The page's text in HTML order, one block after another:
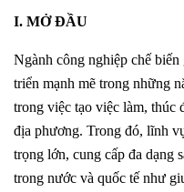
I. MỞ ĐẦU
Ngành công nghiệp chế
triển mạnh mẽ trong những
trong việc tạo việc làm, thúc
địa phương. Trong đó, lĩnh
trọng lớn, cung cấp đa dạng
trong nước và quốc tế như